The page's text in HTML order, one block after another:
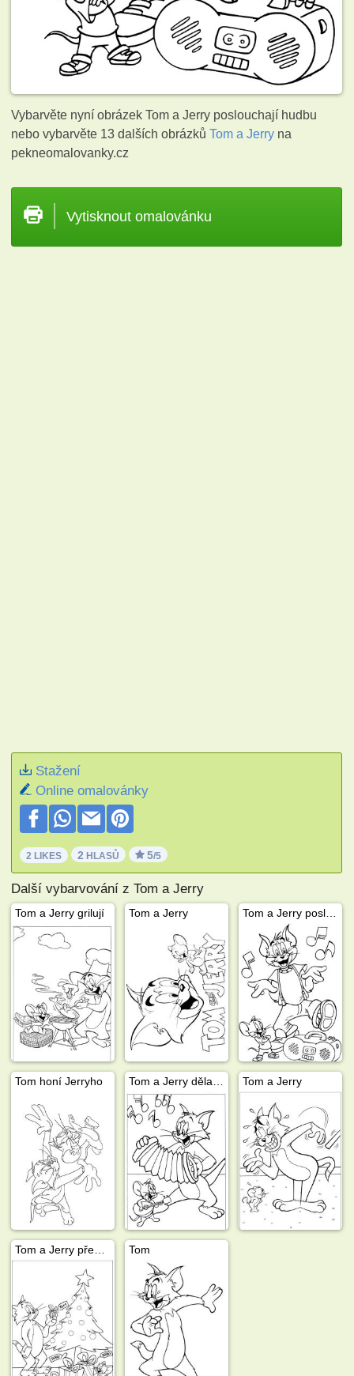
Vybarvěte nyní obrázek Tom a Jerry poslouchají hudbu
nebo vybarvěte 13 dalších obrázkůTom a Jerry na
pekneomalovanky.cz
Vytisknout omalovánku
Stažení
Online omalovánky
2 LIKES 2 HLASŮ 5/5
Další vybarvování z Tom a Jerry
Tom a Jerry grilují Tom a Jerry
Tom honí Jerryho Tom a Jerry
Tom